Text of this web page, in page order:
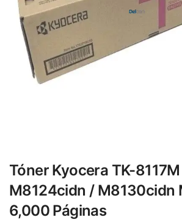
Tóner Kyocera TK-
M8124cidn / M8130cidn
6,000 Páginas